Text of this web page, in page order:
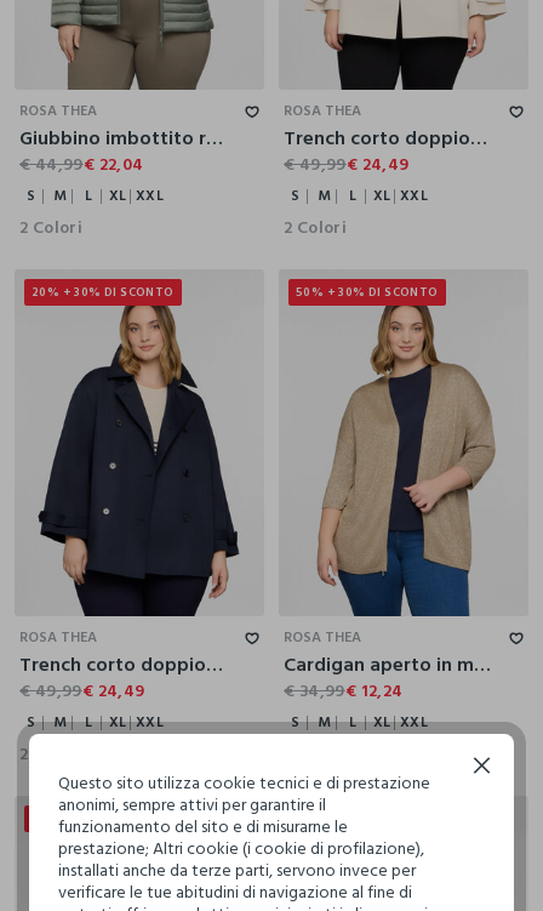
XXL
ROSA THEA
Giubbino imbottito regular fit donna curvy
€ 44,99€ 22,04
S M L XL XXL
2 Colori
XXL
ROSA THEA
Trench corto doppiopetto con collo revers donna curvy
€ 49,99€ 24,49
S M L XL XXL
2 Colori
20% + 30% DI SCONTO
ROSA THEA
Trench corto doppiopetto con collo revers donna curvy
€ 49,99€ 24,49
S M L XL XXL
2 Colori
50% + 30% DI SCONTO
L
XXL
ROSA THEA
Cardigan aperto in maglia rasata donna
€ 34,99€ 12,24
S M L XL XXL
50% + 30% DI SCONTO 50% + 30% DI SCONTO
Questo sito utilizza cookie tecnici e di prestazione
anonimi, sempre attivi per garantire il
funzionamento del sito e di misurarne le
prestazione; Altri cookie (i cookie di profilazione),
installati anche da terze parti, servono invece per
verificare le tue abitudini di navigazione al fine di
Continua senza accettare